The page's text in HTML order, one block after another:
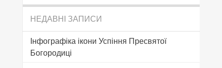
НЕДАВНІ ЗАПИСИ
Інфографіка ікони Успіння Пресвятої
Богородиці